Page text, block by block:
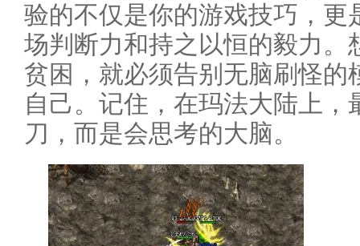
验的不仅是你的游戏技巧，更
场判断力和持之以恒的毅力。
贫困，就必须告别无脑刷怪的
自己。记住，在玛法大陆上
刀，而是会思考的大脑。